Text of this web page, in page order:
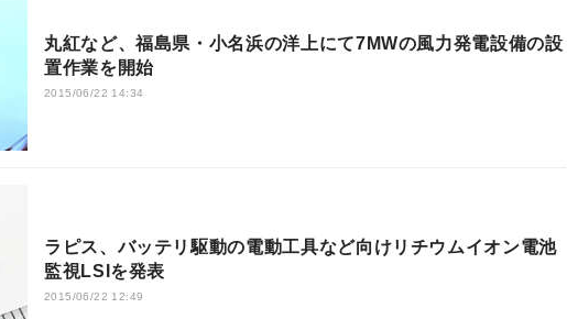
丸紅など、福島県・小名浜の洋上にて7MWの風力発電設備の設
置作業を開始
2015/06/22 14:34
ラピス、バッテリ駆動の電動工具など向けリチウムイオン電池
監視LSIを発表
2015/06/22 12:49